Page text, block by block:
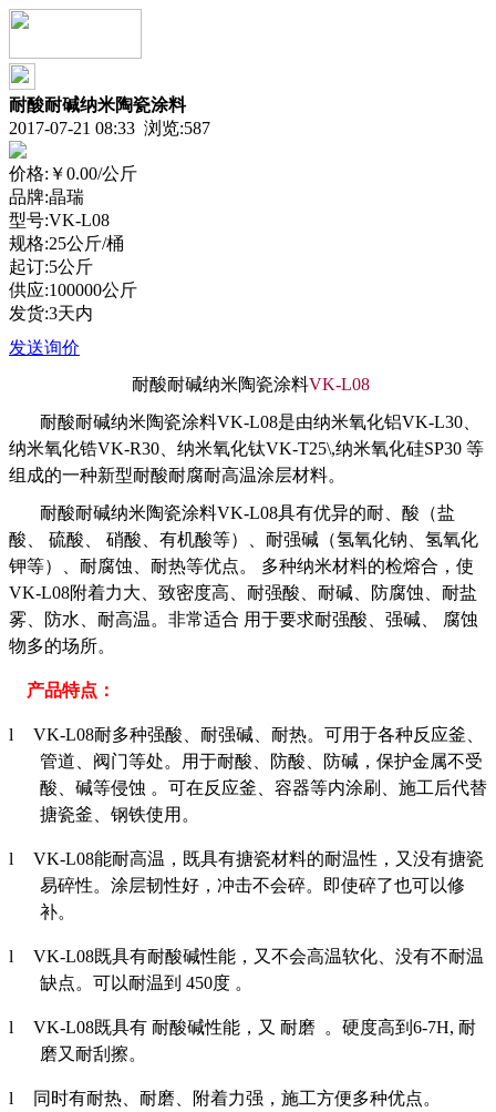
耐酸耐碱纳米陶瓷涂料
2017-07-21 08:33 浏览:587
价格: ￥0.00/公斤
品牌:晶瑞
型号:VK-L08
规格:25公斤/桶
起订:5公斤
供应:100000公斤
发货:3天内
发送询价
耐酸耐碱纳米陶瓷涂料VK-L08
耐酸耐碱纳米陶瓷涂料VK-L08是由纳米氧化铝VK-L30
纳米氧化锆VK-R30 、纳米氧化钛VK-T25\,纳米氧化硅SP30 等
组成的一种新型耐酸耐腐耐高温涂层材料。
耐酸耐碱纳米陶瓷涂料VK-L08具有优异的耐、酸（盐
酸、
硫酸、
硝酸、有机酸等）、耐强碱（氢氧化钠、氢氧化
钾等）、耐腐蚀、耐热等优点。
多种纳米材料的检熔合，使
VK-L08附着力大、致密度高、耐强酸、耐碱、防腐蚀、耐盐
雾、防水、耐高温。非常适合 用于要求耐强酸、强碱、
腐蚀
物多的场所。
产品特点：
l VK-L08耐多种强酸、耐强碱、耐热。可用于各种反应釜、
管道、阀门等处。用于耐酸、防酸、防碱，保护金属不受
酸、碱等侵蚀 。可在反应釜、容器等内涂刷、施工后代替
搪瓷釜、钢铁使用。
l VK-L08能耐高温，既具有搪瓷材料的耐温性，又没有搪瓷
易碎性。涂层韧性好，冲击不会碎。即使碎了也可以修
补。
l VK-L08既具有耐酸碱性能，又不会高温软化、没有不耐温
缺点。可以耐温到 450度 。
l VK-L08既具有 耐酸碱性能，又 耐磨 。硬度高到 6-7H, 耐
磨又耐刮擦。
l 同时有耐热、耐磨、附着力强，施工方便多种优点。